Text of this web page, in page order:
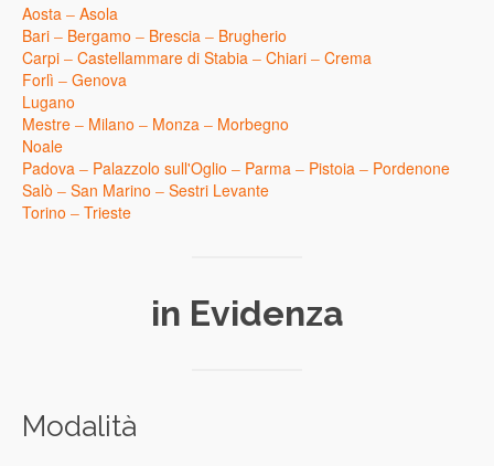
Aosta – Asola
Bari – Bergamo – Brescia – Brugherio
Carpi – Castellammare di Stabia – Chiari – Crema
Forlì – Genova
Lugano
Mestre – Milano – Monza – Morbegno
Noale
Padova – Palazzolo sull'Oglio – Parma – Pistoia – Pordenone
Salò – San Marino – Sestri Levante
Torino – Trieste
in Evidenza
Modalità